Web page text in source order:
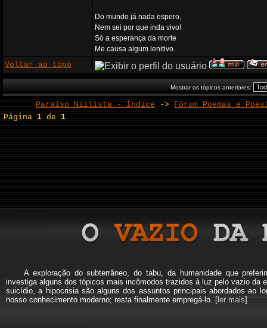
Do mundo já nada espero,
Nem sei por que inda vivo!
Só a esperança da morte
Me causa algum lenitivo.
Voltar ao topo
Mostrar os tópicos anteriores:
Paraíso Niilista - Índice -> Fórum Poemas e
Página1 de1
A exploração do subterrâneo, do tabu, da humanidade que
investiga alguns dos tópicos mais incômodos trazidos à luz pelo vazio da
suicídio, a hipocrisia são alguns dos assuntos principais abordados ao
nosso conhecimento moderno; resta finalmente empregá-lo. [ler mais]